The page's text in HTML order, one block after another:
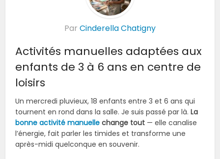
Par Cinderella Chatigny
Activités manuelles adaptées aux
enfants de 3 à 6 ans en centre de
loisirs
Un mercredi pluvieux, 18 enfants entre 3 et 6 ans qui
tournent en rond dans la salle. Je suis passé par là.La
bonne activité manuelle change tout — elle canalise
l’énergie, fait parler les timides et transforme une
après-midi quelconque en souvenir.